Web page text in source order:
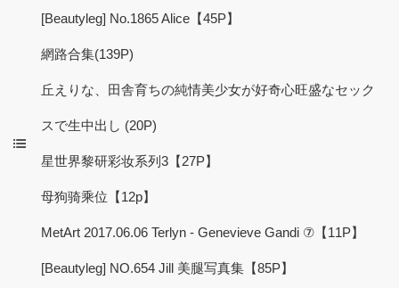
[Beautyleg] No.1865 Alice【45P】
網路合集(139P)
丘えりな、田舎育ちの純情美少女が好奇心旺盛なセック
スで生中出し (20P)
星世界黎研彩妆系列3【27P】
母狗骑乘位【12p】
MetArt 2017.06.06 Terlyn - Genevieve Gandi ⑦【11P】
[Beautyleg] NO.654 Jill 美腿写真集【85P】